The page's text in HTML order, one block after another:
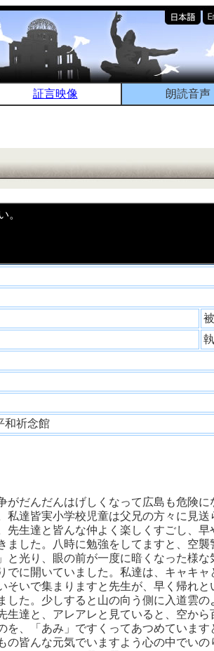
証言映像 朗読音声
。
和祈念館
だんだんはげしくなって広島も危険
私達皆実小学校児童は父兄の方々に見
先生達と皆んな仲よく楽しくすごし、
した。八時に勉強をしてますと、空襲
と光り、眼の前が一度に暗くなった様
に開いていました。私達は、キャキャ
そいで集まりますと先生が、早く帰れ
した。少しすると山の向う側に入道雲の
生達と、アレアレと見ていると、空か
、「あみ」ですくってあつめていま
皆んな元気でいますよう心の中でいの